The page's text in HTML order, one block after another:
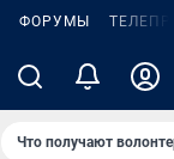
ФОРУМЫ
Что получают